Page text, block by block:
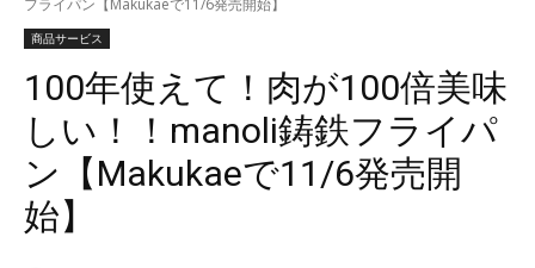
フライパン【Makukaeで11/6発売開始】
商品サービス
100年使えて！肉が100倍美味
しい！！manoli鋳鉄フライパ
ン【Makukaeで11/6発売開
始】